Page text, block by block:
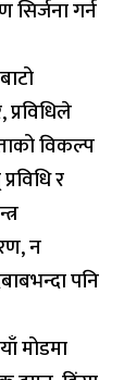
गर्न
प्रविधिले
विकल्प
र
न
पनि
मोडमा